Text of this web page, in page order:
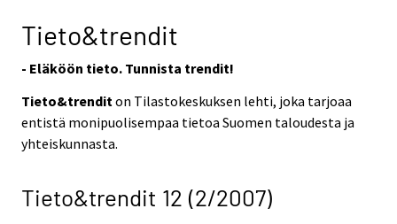
Tieto&trendit
- Eläköön tieto. Tunnista trendit!
Tieto&trendit on Tilastokeskuksen lehti, joka tarjoaa
entistä monipuolisempaa tietoa Suomen taloudesta ja
yhteiskunnasta.
Tieto&trendit 12 (2/2007)